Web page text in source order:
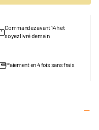
Commandez avant 14h et
soyez livré demain
Paiement en 4 fois sans frais